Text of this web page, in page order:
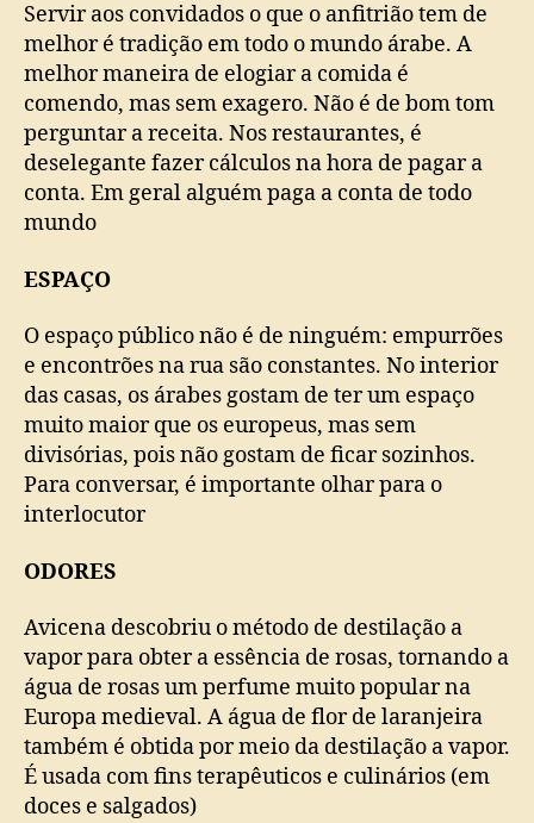
Servir aos convidados o que o anfitrião tem de
melhor é tradição em todo o mundo árabe. A
melhor maneira de elogiar a comida é
comendo, mas sem exagero. Não é de bom tom
perguntar a receita. Nos restaurantes, é
deselegante fazer cálculos na hora de pagar a
conta. Em geral alguém paga a conta de todo
mundo
ESPAÇO
O espaço público não é de ninguém: empurrões
e encontrões na rua são constantes. No interior
das casas, os árabes gostam de ter um espaço
muito maior que os europeus, mas sem
divisórias, pois não gostam de ficar sozinhos.
Para conversar, é importante olhar para o
interlocutor
ODORES
Avicena descobriu o método de destilação a
vapor para obter a essência de rosas, tornando a
água de rosas um perfume muito popular na
Europa medieval. A água de flor de laranjeira
também é obtida por meio da destilação a vapor.
É usada com fins terapêuticos e culinários (em
doces e salgados)